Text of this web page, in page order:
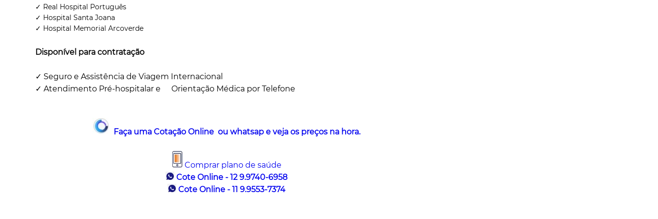
✓ Real Hospital Português
✓ Hospital Santa Joana
✓ Hospital Memorial Arcoverde
Disponível para contratação
✓ Seguro e Assistência de Viagem Internacional
✓ Atendimento Pré-hospitalar e Orientação Médica por Telefone
Faça uma Cotação Online ou whatsap e veja os preços na hora.
Comprar plano de saúde
Cote Online - 12 9.9740-6958
Cote Online - 11 9.9553-7374